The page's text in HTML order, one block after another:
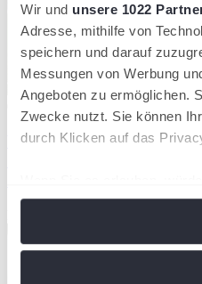
Wir und unsere 1022
Adresse, mithilfe von
speichern und darauf
Messungen von Werbung
Angeboten zu ermöglichen.
Zwecke nutzt. Sie können
durch Klicken auf das
Ihr Gerät durch
09/06/2026
Wimbledonsiegerin